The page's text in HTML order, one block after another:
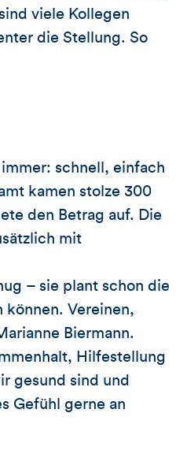
viele Kollegen
die Stellung. So
schnell, einfach
kamen stolze 300
den Betrag auf. Die
mit
– sie plant schon die
können. Vereinen,
Biermann.
Hilfestellung
gesund sind und
Gefühl gerne an